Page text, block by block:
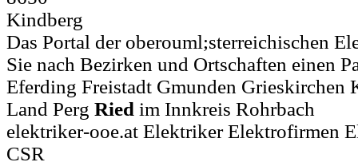
Kindberg
Das Portal der oberouml;sterreichischen
Sie nach Bezirken und Ortschaften einen
Eferding Freistadt Gmunden
Land Perg Ried im Innkreis Rohrbach
elektriker-ooe.at Elektriker Elektrofirmen
CSR